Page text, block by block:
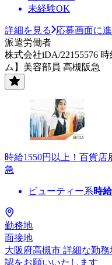
未経験OK
詳細を見る
応募画面に
派遣労働者
株式会社iDA/22155576
ム】美容部員 高槻阪急
時給1550円以上！百貨
急
ビューティー系時給
勤務地
面接地
大阪府高槻市 詳細な勤
認をお願いいたします